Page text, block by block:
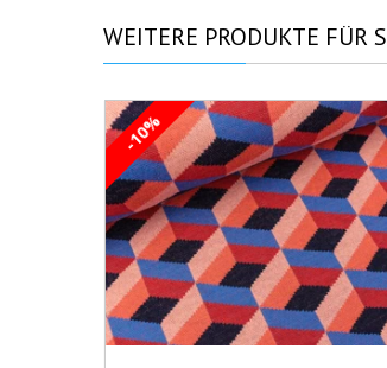
WEITERE PRODUKTE FÜR
-10%